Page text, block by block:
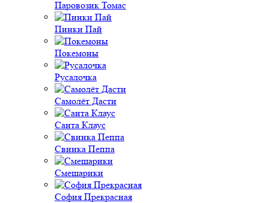
Паровозик Томас
Пинки Пай
Покемоны
Русалочка
Самолёт Дасти
Санта Клаус
Свинка Пеппа
Смешарики
София Прекрасная